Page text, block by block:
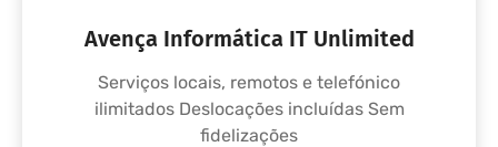
Avença Informática IT Unlimited
Serviços locais, remotos e telefónico
ilimitados Deslocações incluídas Sem
fidelizações